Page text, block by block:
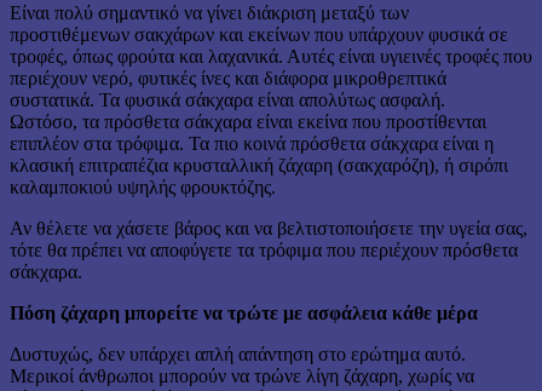
Είναι πολύ σημαντικό να γίνει διάκριση μεταξύ των
προστιθέμενων σακχάρων και εκείνων που υπάρχουν φυσικά σε
τροφές, όπως φρούτα και λαχανικά. Αυτές είναι υγιεινές τροφές που
περιέχουν νερό, φυτικές ίνες και διάφορα μικροθρεπτικά
συστατικά. Τα φυσικά σάκχαρα είναι απολύτως ασφαλή.
Ωστόσο, τα πρόσθετα σάκχαρα είναι εκείνα που προστίθενται
επιπλέον στα τρόφιμα. Τα πιο κοινά πρόσθετα σάκχαρα είναι η
κλασική επιτραπέζια κρυσταλλική ζάχαρη (σακχαρόζη), ή σιρόπι
καλαμποκιού υψηλής φρουκτόζης.
Αν θέλετε να χάσετε βάρος και να βελτιστοποιήσετε την υγεία σας,
τότε θα πρέπει να αποφύγετε τα τρόφιμα που περιέχουν πρόσθετα
σάκχαρα.
Πόση ζάχαρη μπορείτε να τρώτε με ασφάλεια κάθε μέρα
Δυστυχώς, δεν υπάρχει απλή απάντηση στο ερώτημα αυτό.
Μερικοί άνθρωποι μπορούν να τρώνε λίγη ζάχαρη, χωρίς να